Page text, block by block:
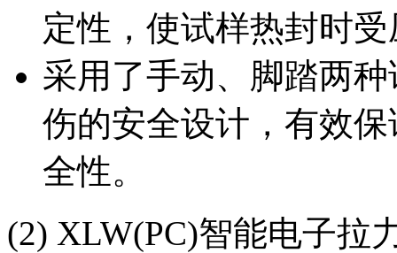
定性，使试样热封时
采用了手动、脚踏两
伤的安全设计，有效
全性。
(2) XLW(PC)智能电子拉